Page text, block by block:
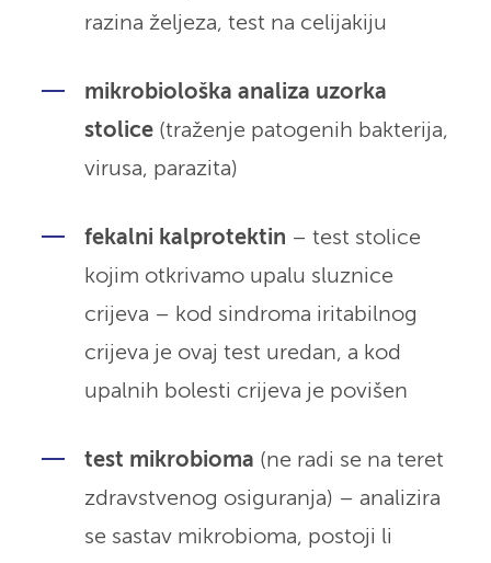
razina željeza, test na celijakiju
mikrobiološka analiza uzorka
stolice (traženje patogenih bakterija,
virusa, parazita)
fekalni kalprotektin – test stolice
kojim otkrivamo upalu sluznice
crijeva – kod sindroma iritabilnog
crijeva je ovaj test uredan, a kod
upalnih bolesti crijeva je povišen
test mikrobioma (ne radi se na teret
zdravstvenog osiguranja) – analizira
se sastav mikrobioma, postoji li